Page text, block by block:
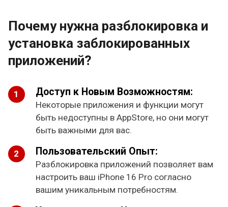
Почему нужна разблокировка и
установка заблокированных
приложений?
Доступ к Новым Возможностям:
Некоторые приложения и функции могут
быть недоступны в AppStore, но они могут
быть важными для вас.
Пользовательский Опыт:
Разблокировка приложений позволяет вам
настроить ваш iPhone 16 Pro согласно
вашим уникальным потребностям.